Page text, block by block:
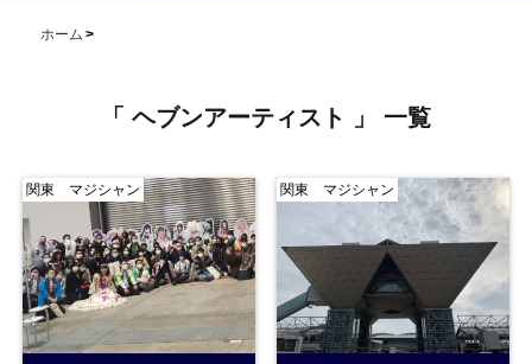
ホーム
「 ヘブンアーティスト 」 一覧
関東 マジシャン 関東 マジシャン